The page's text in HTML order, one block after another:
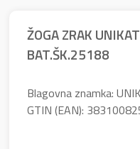
ŽOGA ZRAK
BAT.ŠK.25188
Blagovna znamka:
GTIN (EAN):